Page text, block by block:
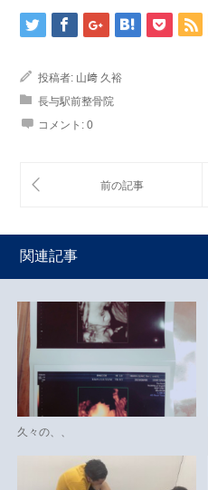
投稿者: 山﨑 久裕
長与駅前整骨院
コメント: 0
関連記事
久々の、、